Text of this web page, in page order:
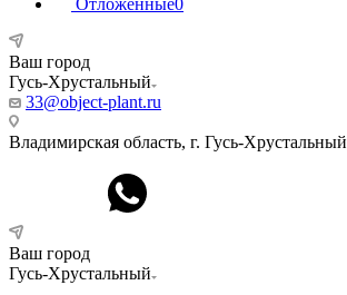
Отложенные0
Ваш город
Гусь-Хрустальный
33@object-plant.ru
Владимирская область, г. Гусь-Хрустальный
Ваш город
Гусь-Хрустальный